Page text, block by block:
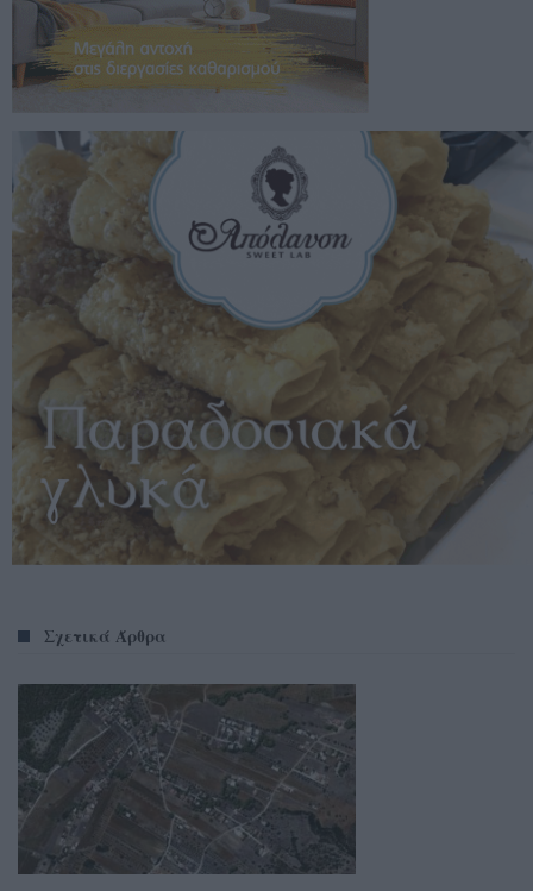
Σχετικά Άρθρα